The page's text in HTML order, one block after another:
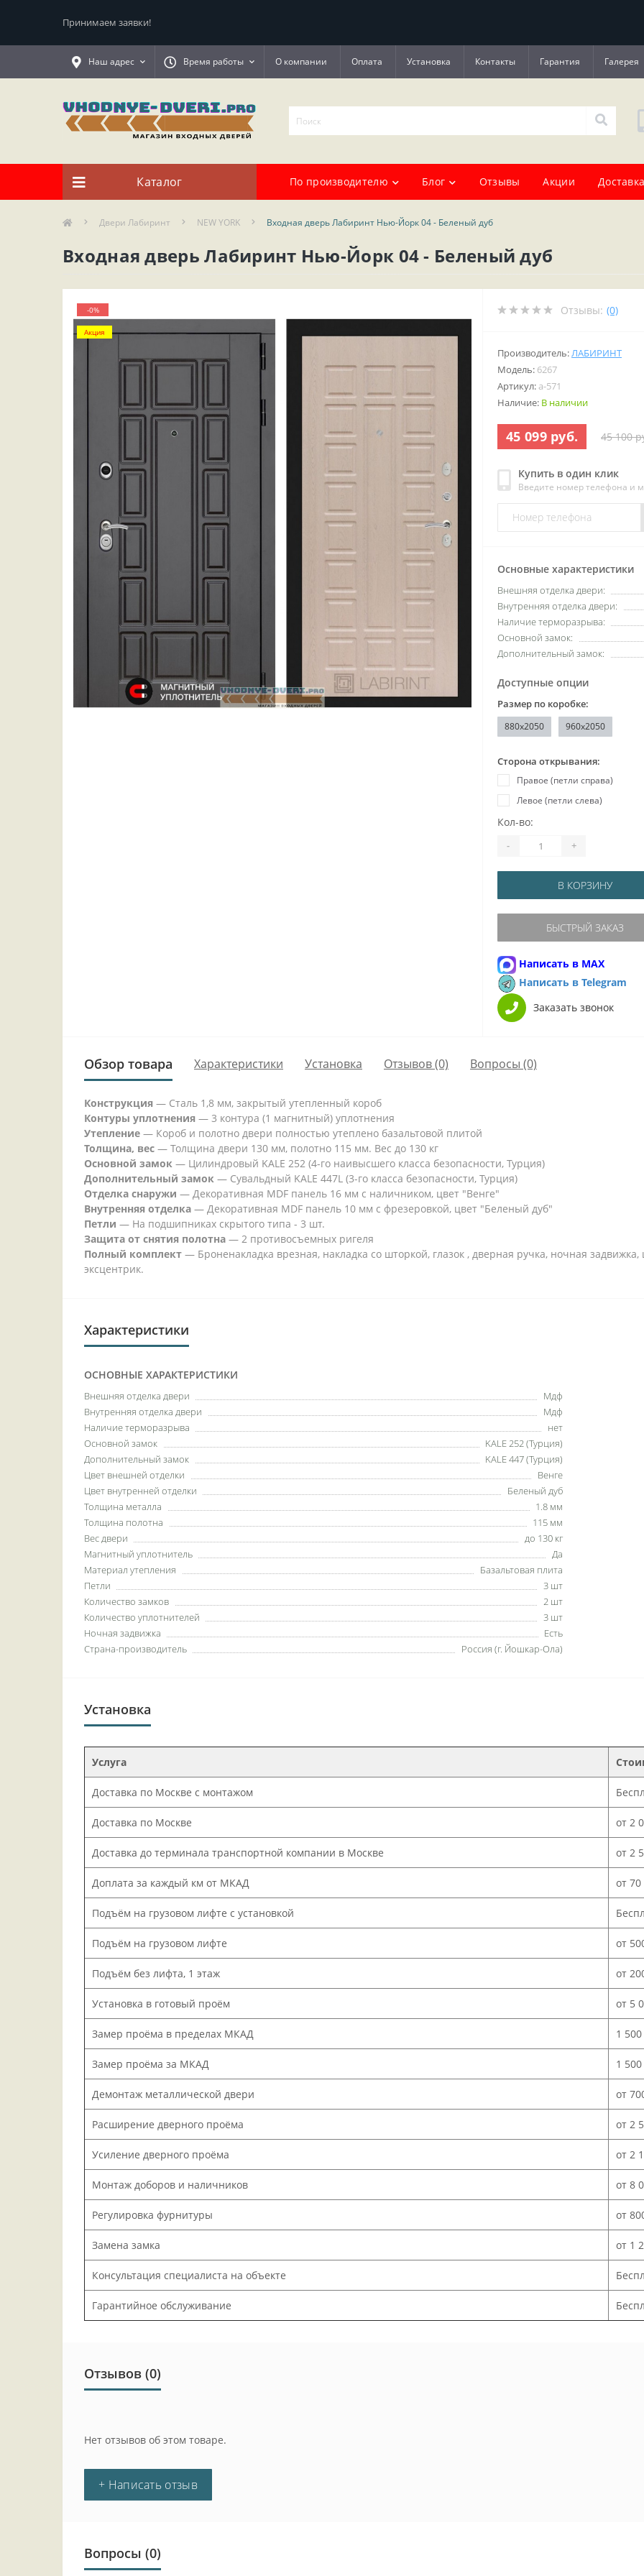
Принимаем заявки!
Наш адрес Время работы О компании Оплата Установка Контакты Гарантия Галерея
Каталог По производителю Блог Отзывы Акции
Двери Лабиринт NEW YORK Входная дверь Лабиринт Нью-Йорк 04 - Беленый дуб
Входная дверь Лабиринт Нью-Йорк 04 - Беленый дуб
-0%
Акция
Отзывы: (0)
Производитель: ЛАБИРИНТ
Модель: 6267
Артикул: a-571
Наличие: В наличии
45 099 руб. 45 100
Купить в один клик
Введите номер телефона и
Основные характеристики
Внешняя отделка двери:
Внутренняя отделка двери:
Наличие терморазрыва:
Основной замок:
Дополнительный замок:
Доступные опции
Размер по коробке:
880x2050 960x2050
Сторона открывания:
Правое (петли справа)
Левое (петли слева)
Кол-во:
- +
В КОРЗИНУ
БЫСТРЫЙ ЗАКАЗ
Написать в MAX
Написать в Telegram
Заказать звонок
Обзор товара Характеристики Установка Отзывов (0) Вопросы (0)
Конструкция — Сталь 1,8 мм, закрытый утепленный короб
Контуры уплотнения — 3 контура (1 магнитный) уплотнения
Утепление — Короб и полотно двери полностью утеплено базальтовой плитой
Толщина, вес — Толщина двери 130 мм, полотно 115 мм. Вес до 130 кг
Основной замок — Цилиндровый KALE 252 (4-го наивысшего класса безопасности, Турция)
Дополнительный замок — Сувальдный KALE 447L (3-го класса безопасности, Турция)
Отделка снаружи — Декоративная MDF панель 16 мм с наличником, цвет "Венге"
Внутренняя отделка — Декоративная MDF панель 10 мм с фрезеровкой, цвет "Беленый дуб"
Петли — На подшипниках скрытого типа - 3 шт.
Защита от снятия полотна — 2 противосъемных ригеля
Полный комплект — Броненакладка врезная, накладка со шторкой, глазок , дверная ручка, ночная
эксцентрик.
Характеристики
ОСНОВНЫЕ ХАРАКТЕРИСТИКИ
Внешняя отделка двери
Мдф
Внутренняя отделка двери
Мдф
Наличие терморазрыва
нет
Основной замок
KALE 252 (Турция)
Дополнительный замок
KALE 447 (Турция)
Цвет внешней отделки
Венге
Цвет внутренней отделки
Беленый дуб
Толщина металла
1.8 мм
Толщина полотна
115 мм
Вес двери
до 130 кг
Магнитный уплотнитель
Да
Материал утепления
Базальтовая плита
Петли
3 шт
Количество замков
2 шт
Количество уплотнителей
3 шт
Ночная задвижка
Есть
Страна-производитель
Россия (г. Йошкар-Ола)
Установка
Услуга
Доставка по Москве с монтажом
Доставка по Москве от 2
Доставка до терминала транспортной компании в Москве от 2
Доплата за каждый км от МКАД от
Подъём на грузовом лифте с установкой
Подъём на грузовом лифте от
Подъём без лифта, 1 этаж от
Установка в готовый проём от 5
Замер проёма в пределах МКАД 1
Замер проёма за МКАД 1
Демонтаж металлической двери от
Расширение дверного проёма от 2
Усиление дверного проёма от 2
Монтаж доборов и наличников от 8
Регулировка фурнитуры от
Замена замка от 1
Консультация специалиста на объекте
Гарантийное обслуживание
Отзывов (0)
Нет отзывов об этом товаре.
+ Написать отзыв
Вопросы (0)